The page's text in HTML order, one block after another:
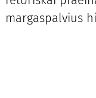
margaspalvius